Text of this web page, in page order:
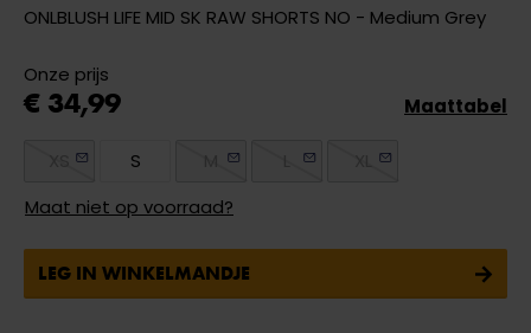
ONLBLUSH LIFE MID SK RAW SHORTS NO - Medium Grey
Onze prijs
€ 34,99
S
Maat niet op voorraad?
Maattabel
LEG IN WINKELMANDJE